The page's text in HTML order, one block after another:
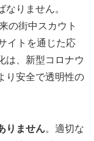
りません。
の街中スカウト
イトを通じた応
は、新型コロナウ
り安全で透明性の
りません。適切な